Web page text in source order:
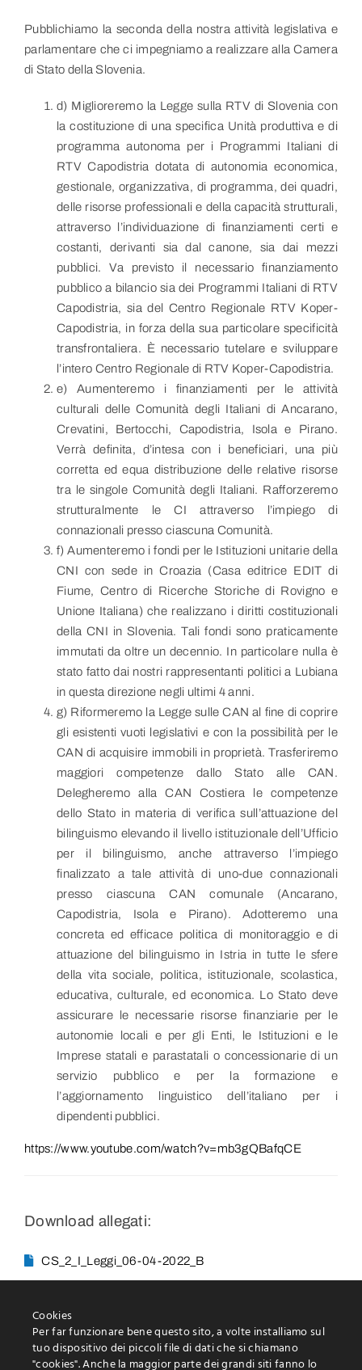
Pubblichiamo la seconda della nostra attività legislativa e
parlamentare che ci impegniamo a realizzare alla Camera
di Stato della Slovenia.
d) Miglioreremo la Legge sulla RTV di Slovenia con
la costituzione di una specifica Unità produttiva e di
programma autonoma per i Programmi Italiani di
RTV Capodistria dotata di autonomia economica,
gestionale, organizzativa, di programma, dei quadri,
delle risorse professionali e della capacità strutturali,
attraverso l’individuazione di finanziamenti certi e
costanti, derivanti sia dal canone, sia dai mezzi
pubblici. Va previsto il necessario finanziamento
pubblico a bilancio sia dei Programmi Italiani di RTV
Capodistria, sia del Centro Regionale RTV Koper-
Capodistria, in forza della sua particolare specificità
transfrontaliera. È necessario tutelare e sviluppare
l’intero Centro Regionale di RTV Koper-Capodistria.
e) Aumenteremo i finanziamenti per le attività
culturali delle Comunità degli Italiani di Ancarano,
Crevatini, Bertocchi, Capodistria, Isola e Pirano.
Verrà definita, d’intesa con i beneficiari, una più
corretta ed equa distribuzione delle relative risorse
tra le singole Comunità degli Italiani. Rafforzeremo
strutturalmente le CI attraverso l’impiego di
connazionali presso ciascuna Comunità.
f) Aumenteremo i fondi per le Istituzioni unitarie della
CNI con sede in Croazia (Casa editrice EDIT di
Fiume, Centro di Ricerche Storiche di Rovigno e
Unione Italiana) che realizzano i diritti costituzionali
della CNI in Slovenia. Tali fondi sono praticamente
immutati da oltre un decennio. In particolare nulla è
stato fatto dai nostri rappresentanti politici a Lubiana
in questa direzione negli ultimi 4 anni.
g) Riformeremo la Legge sulle CAN al fine di coprire
gli esistenti vuoti legislativi e con la possibilità per le
CAN di acquisire immobili in proprietà. Trasferiremo
maggiori competenze dallo Stato alle CAN.
Delegheremo alla CAN Costiera le competenze
dello Stato in materia di verifica sull’attuazione del
bilinguismo elevando il livello istituzionale dell’Ufficio
per il bilinguismo, anche attraverso l’impiego
finalizzato a tale attività di uno-due connazionali
presso ciascuna CAN comunale (Ancarano,
Capodistria, Isola e Pirano). Adotteremo una
concreta ed efficace politica di monitoraggio e di
attuazione del bilinguismo in Istria in tutte le sfere
della vita sociale, politica, istituzionale, scolastica,
educativa, culturale, ed economica. Lo Stato deve
assicurare le necessarie risorse finanziarie per le
autonomie locali e per gli Enti, le Istituzioni e le
Imprese statali e parastatali o concessionarie di un
servizio pubblico e per la formazione e
l’aggiornamento linguistico dell’italiano per i
dipendenti pubblici.
https://www.youtube.com/watch?v=mb3gQBafqCE
Download allegati:
CS_2_I_Leggi_06-04-2022_B
Cookies
Per far funzionare bene questo sito, a volte installiamo sul
tuo dispositivo dei piccoli file di dati che si chiamano
"cookies". Anche la maggior parte dei grandi siti fanno lo